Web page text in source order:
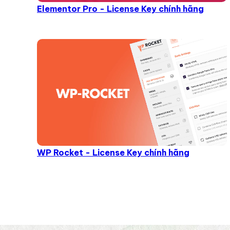
Elementor Pro - License Key chính hãng
WP Rocket - License Key chính hãng